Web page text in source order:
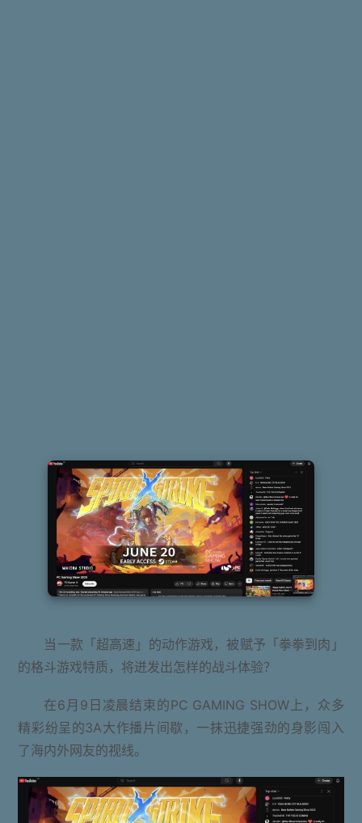
当一款「超高速」的动作游戏，被赋予「拳拳到肉」
的格斗游戏特质，将迸发出怎样的战斗体验？
在6月9日凌晨结束的PC GAMING SHOW上，众多
精彩纷呈的3A大作播片间歇，一抹迅捷强劲的身影闯入
了海内外网友的视线。